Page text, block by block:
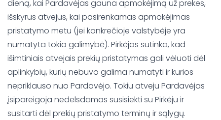
dieną, kai Pardavėjas gauna apmokėjimą už prekes,
išskyrus atvejus, kai pasirenkamas apmokėjimas
pristatymo metu (jei konkrečioje valstybėje yra
numatyta tokia galimybė). Pirkėjas sutinka, kad
išimtiniais atvejais prekių pristatymas gali vėluoti dėl
aplinkybių, kurių nebuvo galima numatyti ir kurios
nepriklauso nuo Pardavėjo. Tokiu atveju Pardavėjas
įsipareigoja nedelsdamas susisiekti su Pirkėju ir
susitarti dėl prekių pristatymo terminų ir sąlygų.